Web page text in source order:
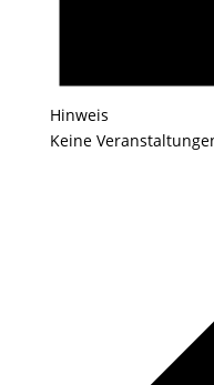
Hinweis
Keine